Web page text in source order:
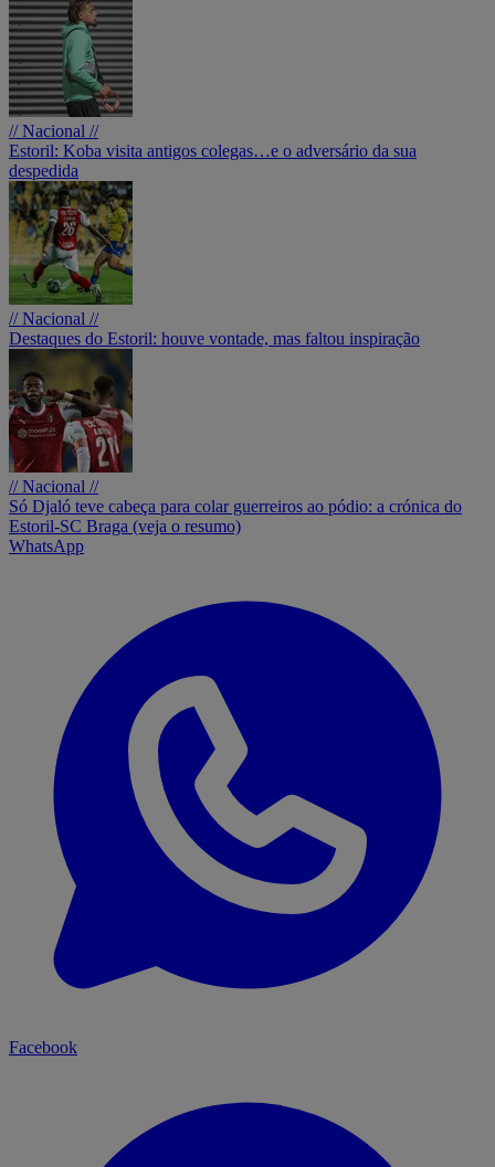
// Nacional //
Estoril: Koba visita antigos colegas…e o adversário da sua
despedida
// Nacional //
Destaques do Estoril: houve vontade, mas faltou inspiração
// Nacional //
Só Djaló teve cabeça para colar guerreiros ao pódio: a crónica do
Estoril-SC Braga (veja o resumo)
WhatsApp
Facebook